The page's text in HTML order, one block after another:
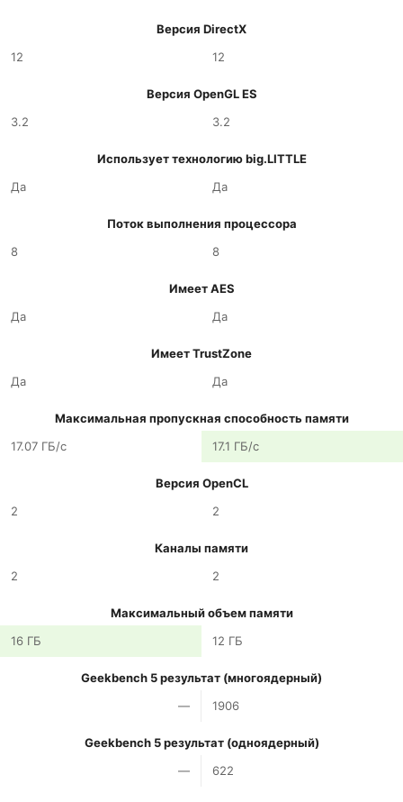
Версия DirectX
12
12
Версия OpenGL ES
3.2
3.2
Использует технологию big.LITTLE
Да
Да
Поток выполнения процессора
8
8
Имеет AES
Да
Да
Имеет TrustZone
Да
Да
Максимальная пропускная способность памяти
17.07 ГБ/с
17.1 ГБ/с
Версия OpenCL
2
2
Каналы памяти
2
2
Максимальный объем памяти
16 ГБ
12 ГБ
Geekbench 5 результат (многоядерный)
—
1906
Geekbench 5 результат (одноядерный)
—
622